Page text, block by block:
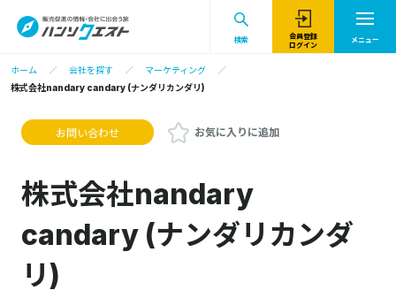
検索
会員登録
ログイン
メニュー
ホーム 会社を探す
マーケティング
株式会社nandary candary (ナンダリカンダリ)
お問い合わせ お気に入りに追加
株式会社nandary
candary (ナンダリカンダ
リ)